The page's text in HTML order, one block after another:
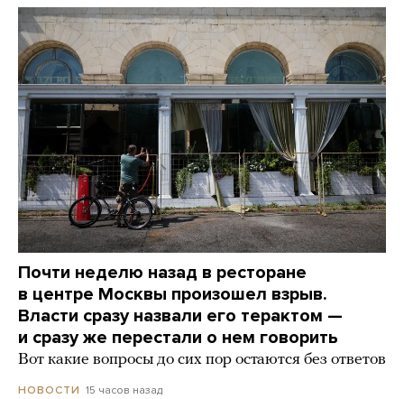
Почти неделю назад в ресторане
в центре Москвы произошел взрыв.
Власти сразу назвали его терактом —
и сразу же перестали о нем говорить
Вот какие вопросы до сих пор остаются без ответов
НОВОСТИ 15 часов назад